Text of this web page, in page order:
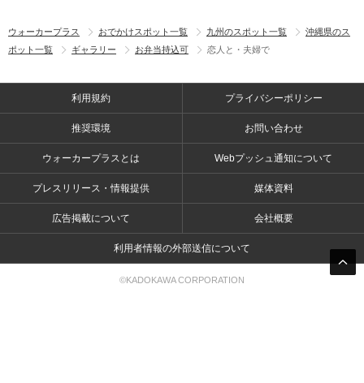
ウォーカープラス おでかけスポット一覧 九州のスポット一覧
沖縄県のス
ポット一覧
ギャラリー お弁当持込可 恋人と・夫婦で
利用規約 プライバシーポリシー
推奨環境 お問い合わせ
ウォーカープラスとは Webプッシュ通知について
プレスリリース・情報提供 媒体資料
広告掲載について 会社概要
利用者情報の外部送信について
©KADOKAWA CORPORATION